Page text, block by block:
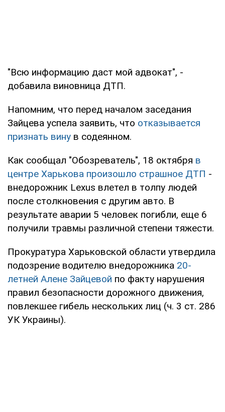
"Всю информацию даст мой адвокат", -
добавила виновница ДТП.
Напомним, что перед началом заседания
Зайцева успела заявить, что отказывается
признать вину в содеянном.
Как сообщал "Обозреватель", 18 октября в
центре Харькова произошло страшное ДТП -
внедорожник Lexus влетел в толпу людей
после столкновения с другим авто. В
результате аварии 5 человек погибли, еще 6
получили травмы различной степени тяжести.
Прокуратура Харьковской области утвердила
подозрение водителю внедорожника 20-
летней Алене Зайцевой по факту нарушения
правил безопасности дорожного движения,
повлекшее гибель нескольких лиц (ч. 3 ст. 286
УК Украины).